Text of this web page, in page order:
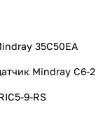
35C50EA
Mindray C6-2
9-RS